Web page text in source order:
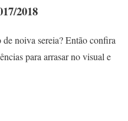
2018
noiva sereia? Então confira
para arrasar no visual e